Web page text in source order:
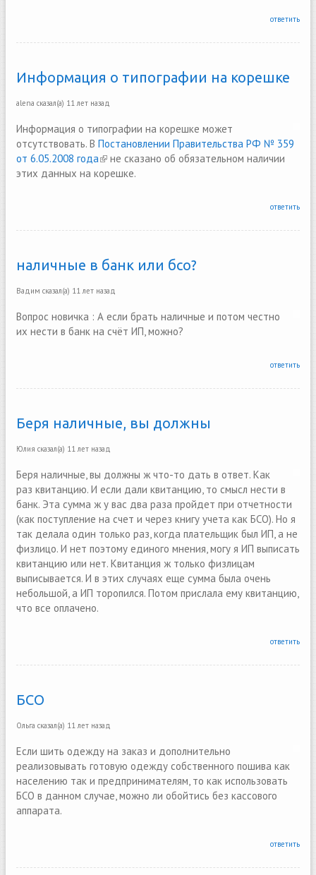
ответить
Информация о типографии на корешке
alena сказал(а) 11 лет назад
Информация о типографии на корешке может
отсутствовать. В Постановлении Правительства РФ № 359
от 6.05.2008 года(link is external)
не сказано об обязательном наличии
этих данных на корешке.
ответить
наличные в банк или бсо?
Вадим сказал(а) 11 лет назад
Вопрос новичка : А если брать наличные и потом честно
их нести в банк на счёт ИП, можно?
ответить
Беря наличные, вы должны
Юлия сказал(а) 11 лет назад
Беря наличные, вы должны ж что-то дать в ответ. Как
раз квитанцию. И если дали квитанцию, то смысл нести в
банк. Эта сумма ж у вас два раза пройдет при отчетности
(как поступление на счет и через книгу учета как БСО). Но я
так делала один только раз, когда плательщик был ИП, а не
физлицо. И нет поэтому единого мнения, могу я ИП выписать
квитанцию или нет. Квитанция ж только физлицам
выписывается. И в этих случаях еще сумма была очень
небольшой, а ИП торопился. Потом прислала ему квитанцию,
что все оплачено.
ответить
БСО
Ольга сказал(а) 11 лет назад
Если шить одежду на заказ и дополнительно
реализовывать готовую одежду собственного пошива как
населению так и предпринимателям, то как использовать
БСО в данном случае, можно ли обойтись без кассового
аппарата.
ответить